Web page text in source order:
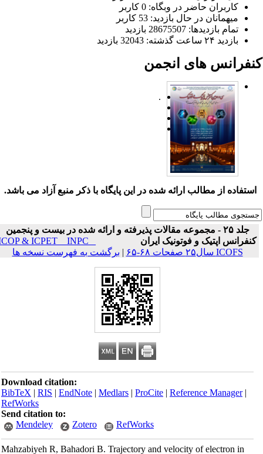
کاربران حاضر در وبگاه: 0 کاربر
میهمانان در حال بازدید: 53 کاربر
تمام بازدید‌ها: 28675507 بازدید
بازدید ۲۴ ساعت گذشته: 32043 بازدید
های انجمن
.
استفاده از مطالب ارائه شده در این پایگاه با ذکر منبع آزاد می باشد.
جلد ۲۵ - مجموعه مقالات پذیرفته و ارائه شده در بیست و پنجمین
کنفرانس اپتیک و فوتونیک ایران
ICOP & ICPET _ INPC _
ICOFS سال۲۵ صفحات ۶۸-۶۵
| برگشت به فهرست نسخه ها
Download citation:
BibTeX|RIS|EndNote|Medlars|ProCite|Reference Manager
RefWorks
Send citation to:
Mendeley
Zotero RefWorks
Mahzabiyeh R, Bahadori B. Trajectory and velocity of electron in